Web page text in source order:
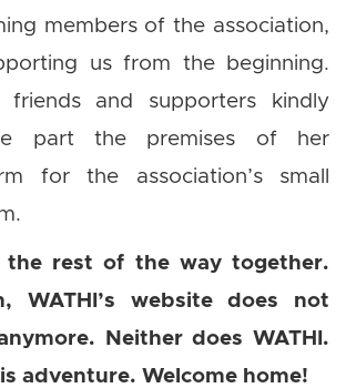
members of the association,
us from the beginning.
and supporters kindly
part the premises of her
for the association’s small
the rest of the way together.
WATHI’s website does not
Neither does WATHI.
adventure. Welcome home!